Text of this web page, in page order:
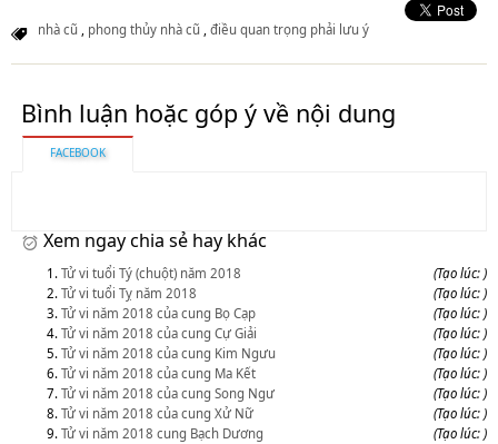
nhà cũ phong thủy nhà cũ điều quan trọng phải lưu ý
Bình luận hoặc góp ý về nội dung
FACEBOOK
Xem ngay chia sẻ hay khác
Tử vi tuổi Tý (chuột) năm 2018
(Tạo lúc: )
Tử vi tuổi Tỵ năm 2018
(Tạo lúc: )
Tử vi năm 2018 của cung Bọ Cạp
(Tạo lúc: )
Tử vi năm 2018 của cung Cự Giải
(Tạo lúc: )
Tử vi năm 2018 của cung Kim Ngưu
(Tạo lúc: )
Tử vi năm 2018 của cung Ma Kết
(Tạo lúc: )
Tử vi năm 2018 của cung Song Ngư
(Tạo lúc: )
Tử vi năm 2018 của cung Xử Nữ
(Tạo lúc: )
Tử vi năm 2018 cung Bạch Dương
(Tạo lúc: )